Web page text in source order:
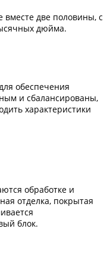
вместе две половины, с
дюйма.
обеспечения
и сбалансированы,
характеристики
обработке и
отделка, покрытая
блок.